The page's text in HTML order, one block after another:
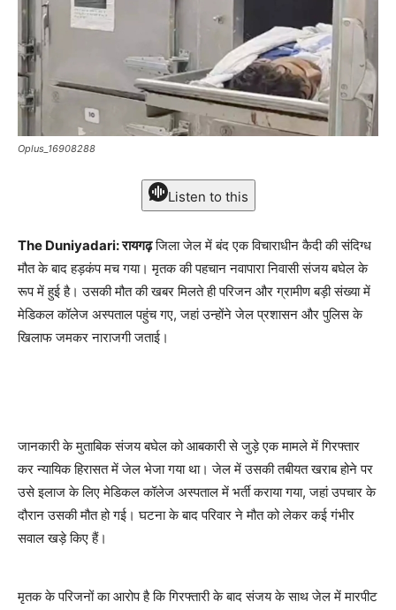
Oplus_16908288
Listen to this
The Duniyadari: रायगढ़जिला जेल में बंद एक विचाराधीन कैदी की संदिग्ध
मौत के बाद हड़कंप मच गया। मृतक की पहचान नवापारा निवासी संजय बघेल के
रूप में हुई है। उसकी मौत की खबर मिलते ही परिजन और ग्रामीण बड़ी संख्या में
मेडिकल कॉलेज अस्पताल पहुंच गए, जहां उन्होंने जेल प्रशासन और पुलिस के
खिलाफ जमकर नाराजगी जताई।
जानकारी के मुताबिक संजय बघेल को आबकारी से जुड़े एक मामले में गिरफ्तार
कर न्यायिक हिरासत में जेल भेजा गया था। जेल में उसकी तबीयत खराब होने पर
उसे इलाज के लिए मेडिकल कॉलेज अस्पताल में भर्ती कराया गया, जहां उपचार के
दौरान उसकी मौत हो गई। घटना के बाद परिवार ने मौत को लेकर कई गंभीर
सवाल खड़े किए हैं।
मृतक के परिजनों का आरोप है कि गिरफ्तारी के बाद संजय के साथ जेल में मारपीट